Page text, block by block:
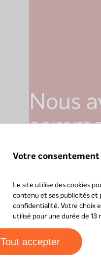
Nous
à
Directeur général
Votre consentement
Le site utilise des cookies
contenu et ses publicités et
confidentialité. Votre choix
utilisé pour une durée de 13
Tout accepter